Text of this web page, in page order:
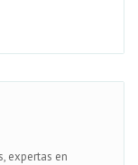
expertas en